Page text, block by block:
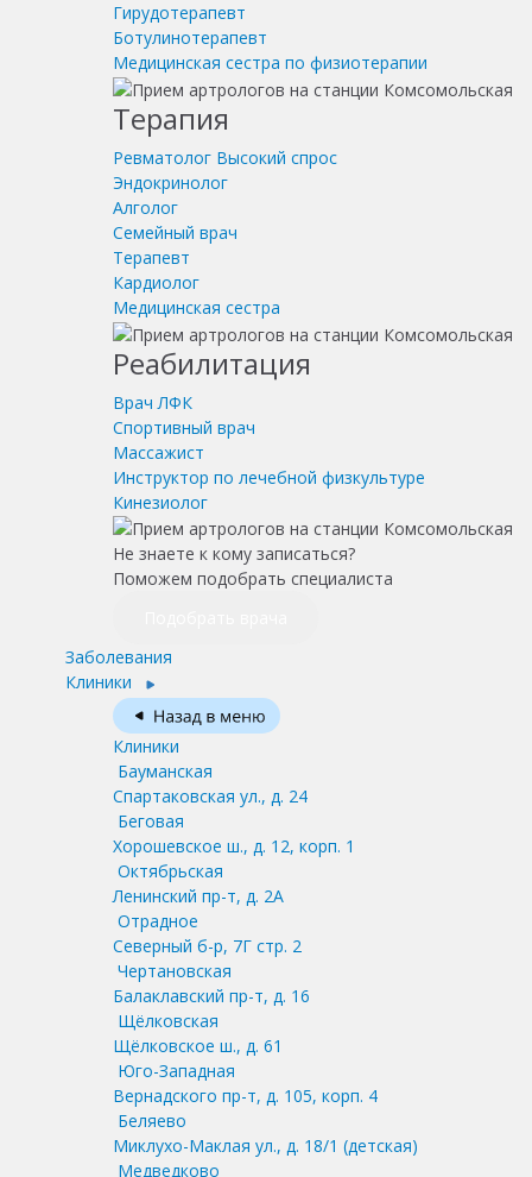
Гирудотерапевт
Ботулинотерапевт
Медицинская сестра по физиотерапии
Терапия
Ревматолог Высокий спрос
Эндокринолог
Алголог
Семейный врач
Терапевт
Кардиолог
Медицинская сестра
Реабилитация
Врач ЛФК
Спортивный врач
Массажист
Инструктор по лечебной физкультуре
Кинезиолог
Не знаете к кому записаться?
Поможем подобрать специалиста
Заболевания
Клиники
Клиники
Бауманская
Спартаковская ул., д. 24
Беговая
Хорошевское ш., д. 12, корп. 1
Октябрьская
Ленинский пр-т, д. 2А
Отрадное
Северный б-р, 7Г стр. 2
Чертановская
Балаклавский пр-т, д. 16
Щёлковская
Щёлковское ш., д. 61
Юго-Западная
Вернадского пр-т, д. 105, корп. 4
Беляево
Миклухо-Маклая ул., д. 18/1 (детская)
Медведково